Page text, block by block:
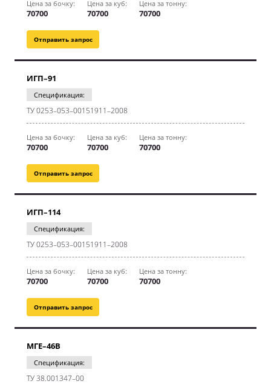
Отправить запрос
Цена за бочку:
70700
Цена за куб:
70700
Цена за тонну:
70700
Отправить запрос
ИГП–91
Спецификация:
ТУ 0253–053–00151911–2008
Цена за бочку:
70700
Цена за куб:
70700
Цена за тонну:
70700
Отправить запрос
ИГП–114
Спецификация:
ТУ 0253–053–00151911–2008
Цена за бочку:
70700
Цена за куб:
70700
Цена за тонну:
70700
МГЕ–46В
Спецификация:
ТУ 38.001347–00